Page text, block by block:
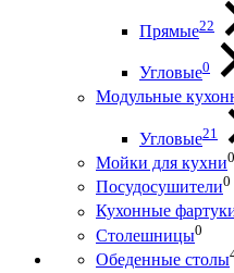
Прямые22
Угловые0
Модульные
Угловые21
Мойки для кухни0
Посудосушители0
Кухонные
Столешницы0
Обеденные столы